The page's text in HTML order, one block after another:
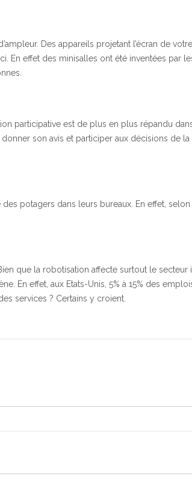
Des appareils projetant l’écran de
En effet des minisalles ont été inventées
participative est de plus en plus répandu
son avis et participer aux décisions de
potagers dans leurs bureaux. En effet,
que la robotisation affecte surtout le
En effet, aux Etats-Unis, 5% à 15% des
services ? Certains y croient.